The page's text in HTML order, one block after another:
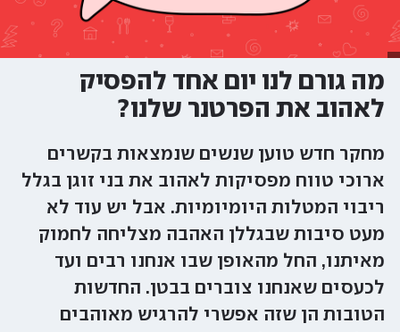
מה גורם לנו יום אחד להפסיק
לאהוב את הפרטנר שלנו?
מחקר חדש טוען שנשים שנמצאות בקשרים
ארוכי טווח מפסיקות לאהוב את בני זוגן בגלל
ריבוי המטלות היומיומיות. אבל יש עוד לא
מעט סיבות שבגללן האהבה מצליחה לחמוק
מאיתנו, החל מהאופן שבו אנחנו רבים ועד
לכעסים שאנחנו צוברים בבטן. החדשות
הטובות הן שזה אפשרי להרגיש מאוהבים